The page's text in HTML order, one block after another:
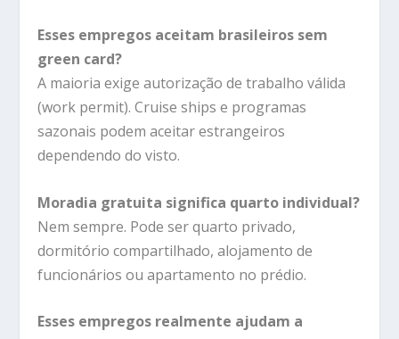
Esses empregos aceitam brasileiros sem
green card?
A maioria exige autorização de trabalho válida
(work permit). Cruise ships e programas
sazonais podem aceitar estrangeiros
dependendo do visto.
Moradia gratuita significa quarto individual?
Nem sempre. Pode ser quarto privado,
dormitório compartilhado, alojamento de
funcionários ou apartamento no prédio.
Esses empregos realmente ajudam a